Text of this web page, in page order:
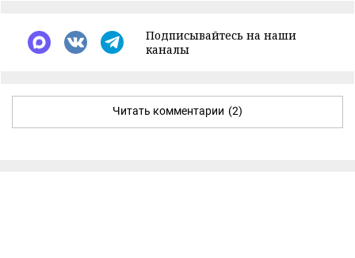
Подписывайтесь на наши
каналы
Читать комментарии (2)